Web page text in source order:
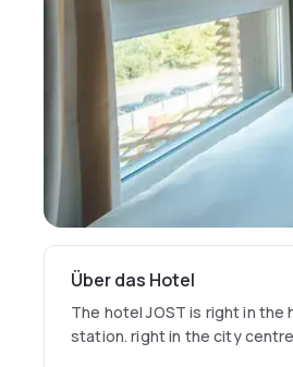
Über das Hotel
The hotel JOST is right in
station. right in the city